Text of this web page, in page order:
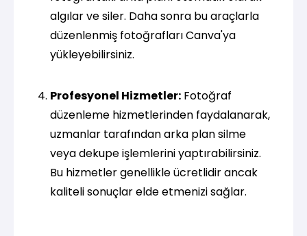
algılar ve siler. Daha sonra bu araçlarla
düzenlenmiş fotoğrafları Canva'ya
yükleyebilirsiniz.
Profesyonel Hizmetler:Fotoğraf
düzenleme hizmetlerinden faydalanarak,
uzmanlar tarafından arka plan silme
veya dekupe işlemlerini yaptırabilirsiniz.
Bu hizmetler genellikle ücretlidir ancak
kaliteli sonuçlar elde etmenizi sağlar.